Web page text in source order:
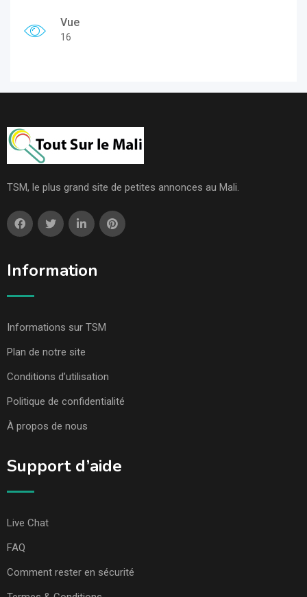
Vue
16
TSM, le plus grand site de petites annonces au Mali.
Information
Informations sur TSM
Plan de notre site
Conditions d’utilisation
Politique de confidentialité
À propos de nous
Support d’aide
Live Chat
FAQ
Comment rester en sécurité